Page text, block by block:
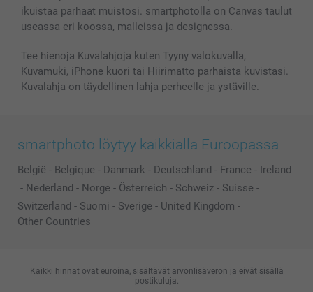
Lahjakortti
Kaikki kuvatuotteet
ikuistaa parhaat muistosi. smartphotolla on Canvas taulut
useassa eri koossa, malleissa ja designessa.
Tee hienoja Kuvalahjoja kuten Tyyny valokuvalla,
Kuvamuki, iPhone kuori tai Hiirimatto parhaista kuvistasi.
Kuvalahja on täydellinen lahja perheelle ja ystäville.
smartphoto löytyy kaikkialla Euroopassa
België - Belgique - Danmark - Deutschland - France - Ireland
- Nederland - Norge - Österreich - Schweiz - Suisse -
Switzerland - Suomi - Sverige - United Kingdom -
Other Countries
Kaikki hinnat ovat euroina, sisältävät arvonlisäveron ja eivät sisällä
postikuluja.